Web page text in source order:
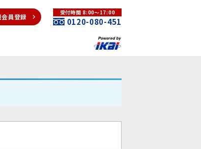
員登録
受付時間 8:00～17:00
0120-080-451